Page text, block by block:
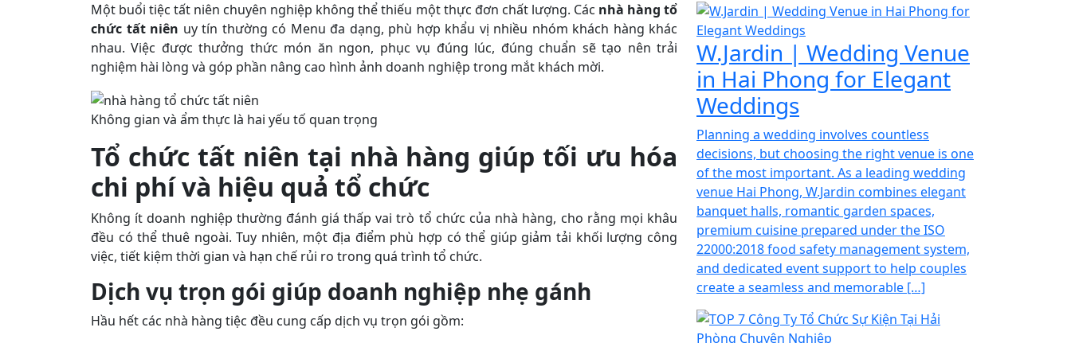
Một buổi tiệc tất niên chuyên nghiệp không thể thiếu một thực đơn chất lượng. Các nhà hàng tổ
chức tất niên uy tín thường có Menu đa dạng, phù hợp khẩu vị nhiều nhóm khách hàng khác
nhau. Việc được thưởng thức món ăn ngon, phục vụ đúng lúc, đúng chuẩn sẽ tạo nên trải
nghiệm hài lòng và góp phần nâng cao hình ảnh doanh nghiệp trong mắt khách mời.
Không gian và ẩm thực là hai yếu tố quan trọng
Tổ chức tất niên tại nhà hàng giúp tối ưu hóa
chi phí và hiệu quả tổ chức
Không ít doanh nghiệp thường đánh giá thấp vai trò tổ chức của nhà hàng, cho rằng mọi khâu
đều có thể thuê ngoài. Tuy nhiên, một địa điểm phù hợp có thể giúp giảm tải khối lượng công
việc, tiết kiệm thời gian và hạn chế rủi ro trong quá trình tổ chức.
Dịch vụ trọn gói giúp doanh nghiệp nhẹ gánh
Hầu hết các nhà hàng tiệc đều cung cấp dịch vụ trọn gói gồm:
W.Jardin | Wedding Venue
in Hai Phong for Elegant
Weddings
Planning a wedding involves countless
decisions, but choosing the right venue is one
of the most important. As a leading wedding
venue Hai Phong, W.Jardin combines elegant
banquet halls, romantic garden spaces,
premium cuisine prepared under the ISO
22000:2018 food safety management system,
and dedicated event support to help couples
create a seamless and memorable […]